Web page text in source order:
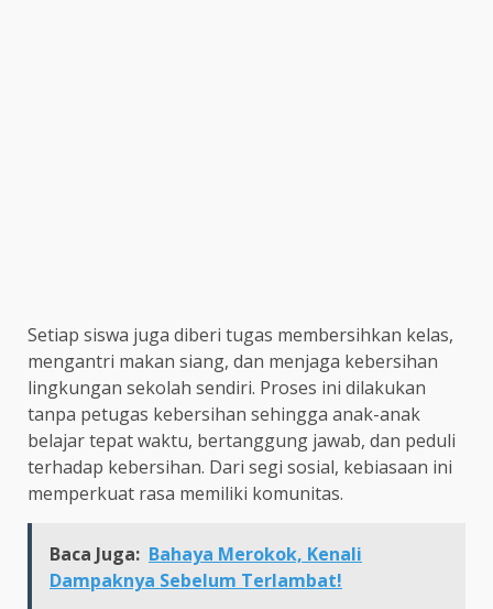
Setiap siswa juga diberi tugas membersihkan kelas,
mengantri makan siang, dan menjaga kebersihan
lingkungan sekolah sendiri. Proses ini dilakukan
tanpa petugas kebersihan sehingga anak-anak
belajar tepat waktu, bertanggung jawab, dan peduli
terhadap kebersihan. Dari segi sosial, kebiasaan ini
memperkuat rasa memiliki komunitas.
Baca Juga: Bahaya Merokok, Kenali
Dampaknya Sebelum Terlambat!